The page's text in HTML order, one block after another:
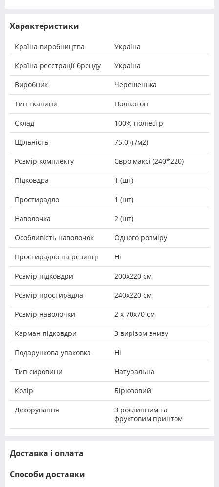
Характеристики
Країна виробництва Україна
Країна реєстрації бренду Україна
Виробник Черешенька
Тип тканини Полікотон
Склад 100% поліестр
Щільність 75.0 (г/м2)
Розмір комплекту Євро максі (240*220)
Підковдра 1 (шт)
Простирадло 1 (шт)
Наволочка 2 (шт)
Особливість наволочок Одного розміру
Простирадло на резинці Ні
Розмір підковдри 200х220 см
Розмір простирадла 240х220 см
Розмір наволочки 2 х 70х70 см
Карман підковдри З вирізом знизу
Подарункова упаковка Ні
Тип сировини Натуральна
Колір Бірюзовий
Декорування
З рослинним та
фруктовим принтом
Доставка і оплата
Способи доставки